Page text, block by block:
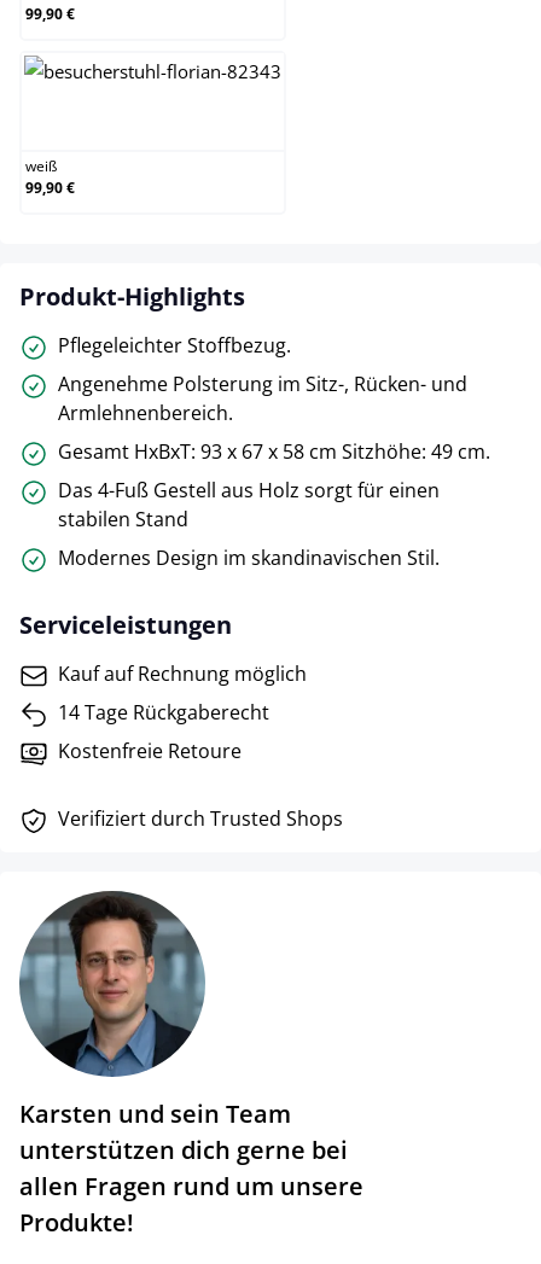
99,90 €
weiß
99,90 €
Produkt-Highlights
Pflegeleichter Stoffbezug.
Angenehme Polsterung im Sitz-, Rücken- und
Armlehnenbereich.
Gesamt HxBxT: 93 x 67 x 58 cm Sitzhöhe: 49 cm.
Das 4-Fuß Gestell aus Holz sorgt für einen
stabilen Stand
Modernes Design im skandinavischen Stil.
Serviceleistungen
Kauf auf Rechnung möglich
14 Tage Rückgaberecht
Kostenfreie Retoure
Verifiziert durch Trusted Shops
Karsten und sein Team
unterstützen dich gerne bei
allen Fragen rund um unsere
Produkte!